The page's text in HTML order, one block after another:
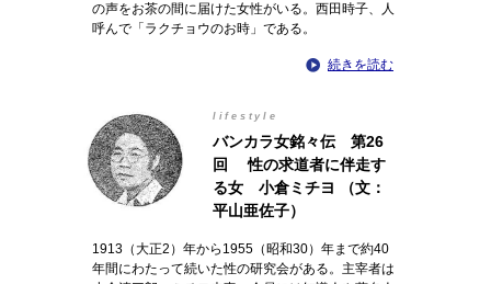
の声をお茶の間に届けた女性がいる。西田時子、人
呼んで「ラクチョウのお時」である。
続きを読む
lifestyle
バンカラ女銘々伝 第26
回 性の求道者に伴走す
る女 小倉ミチヨ （文：
平山亜佐子）
1913（大正2）年から1955（昭和30）年まで約40
年間にわたって続いた性の研究会がある。主宰者は